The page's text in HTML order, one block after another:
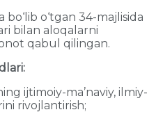
o‘tgan 34-majlisida
bilan aloqalarni
qabul qilingan.
ijtimoiy-ma’naviy, ilmiy-
rivojlantirish;